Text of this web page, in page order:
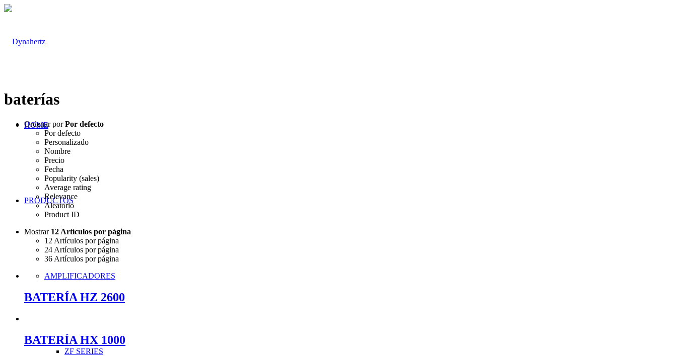
HOME
PRODUCTOS
AMPLIFICADORES
ZF SERIES
baterías
Ordenar porPor defecto
Por defecto
Personalizado
Nombre
Precio
Fecha
Popularity (sales)
Average rating
Relevance
Aleatorio
Product ID
Mostrar 12 Artículos por página
12 Artículos por página
24 Artículos por página
36 Artículos por página
BATERÍA HZ 2600
BATERÍA HX 1000